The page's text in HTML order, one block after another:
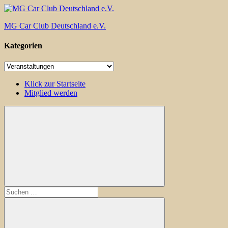
Zum
springen
MG Car Club Deutschland e.V.
MG
Car
Club
Kategorien
Kategorien
Klick zur Startseite
Mitglied werden
Suchen
nach: